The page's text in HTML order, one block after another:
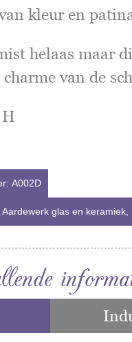
kleur en
helaas maar
van de
A002D
Aardewerk glas en keramiek